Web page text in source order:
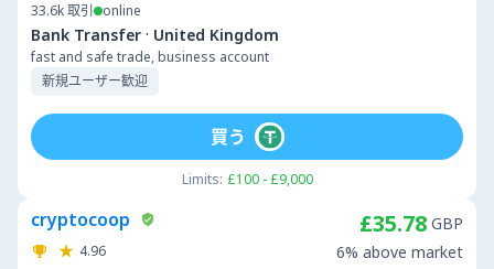
33.6k取引 online
Bank Transfer · United Kingdom
fast and safe trade, business account
新規ユーザー歓迎
Limits: £100 - £9,000
買う
cryptocoop
4.96
£35.78 GBP
6% above market